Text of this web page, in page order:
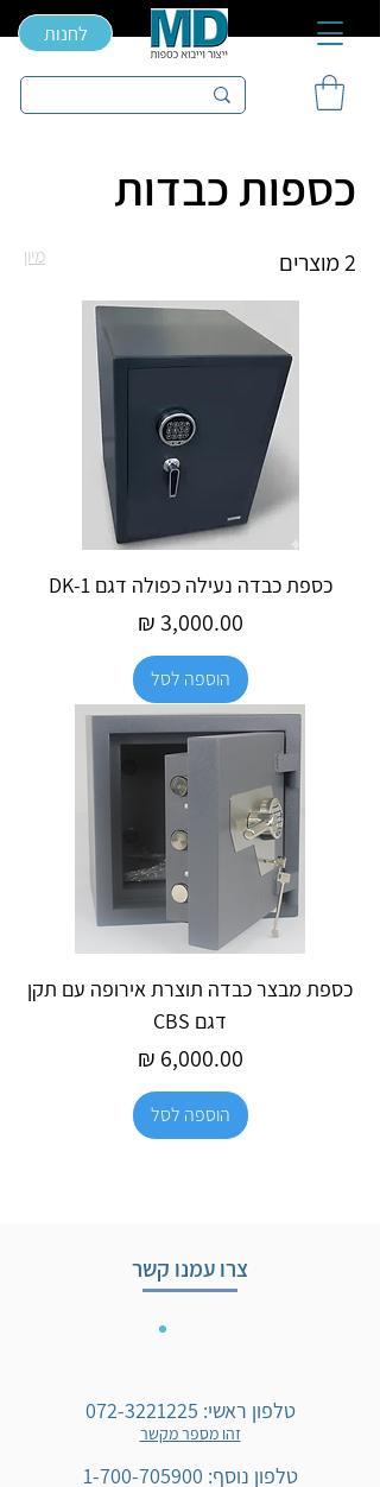
לחנות
כספות כבדות
2 מוצרים מיון
כספת כבדה נעילה כפולה דגם DK-1
מחיר
הוספה לסל
כספת מבצר כבדה תוצרת אירופה עם תקן
דגם CBS
מחיר
הוספה לסל
צרו עמנו קשר
טלפון ראשי: 072-3221225
זהו מספר מקשר
טלפון נוסף: 1-700-705900